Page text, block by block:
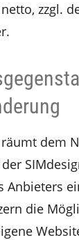
zzgl.
dem
Anbieters
die